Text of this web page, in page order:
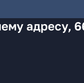
адресу,